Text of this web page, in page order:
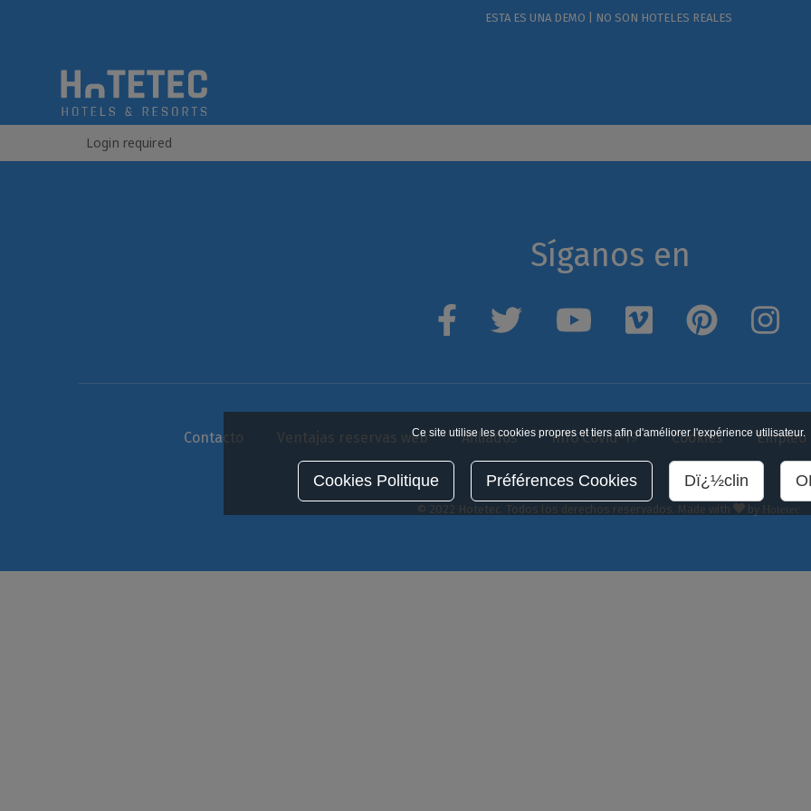
ESTA ES UNA DEMO | NO SON HOTELES REALES
Login required
Síganos en
Contacto Ventajas reservas web Afiliados Info Covid-19 Cookies Empleo
© 2022 Hotetec. Todos los derechos reservados. Made with by Hotetec
Ce site utilise les cookies propres et tiers afin d'améliorer l'expérience utilisateur.
Cookies Politique Préférences Cookies Dï¿½clin